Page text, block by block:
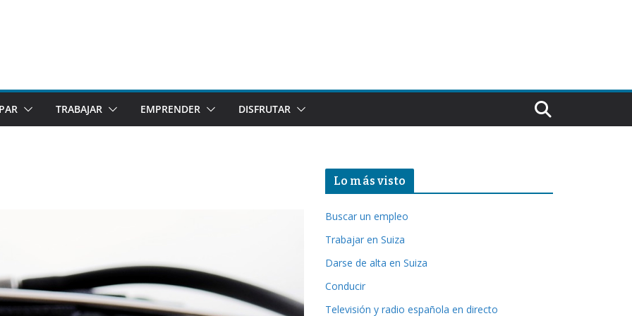
TRABAJAR EMPRENDER DISFRUTAR
Lo más visto
Buscar un empleo
Trabajar en Suiza
Darse de alta en Suiza
Conducir
Televisión y radio española en directo